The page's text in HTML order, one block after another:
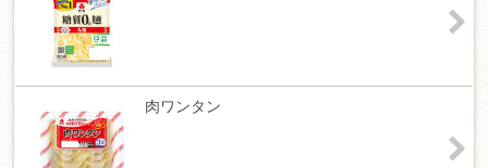
肉ワンタン